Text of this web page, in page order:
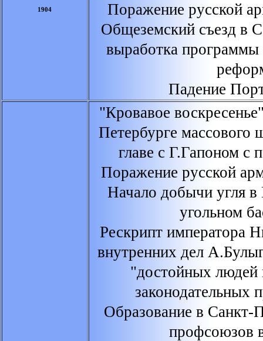
1904
Поражение русской
Общеземский съезд в
выработка
Падение
"Кровавое
Петербурге массового
главе с Г.Гапоном с
Поражение русской
Начало добычи угля
угольном
Рескрипт императора
внутренних дел
"достойных
законодательных
Образование в Санкт-
профсоюзов